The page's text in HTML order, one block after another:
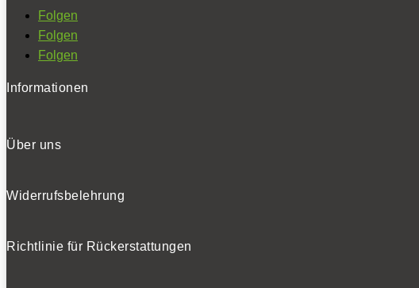
Folgen
Folgen
Folgen
Informationen
Über uns
Widerrufsbelehrung
Richtlinie für Rückerstattungen